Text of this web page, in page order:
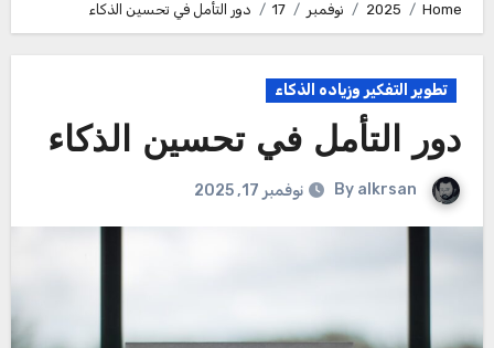
Home
2025 نوفمبر 17 دور التأمل في تحسين الذكاء
تطوير التفكير وزياده الذكاء
دور التأمل في تحسين الذكاء
By alkrsan نوفمبر 17, 2025